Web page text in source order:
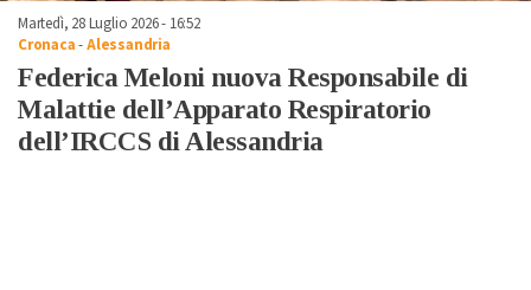
Martedì, 28 Luglio 2026 - 16:52
Cronaca-Alessandria
Federica Meloni nuova Responsabile di
Malattie dell’Apparato Respiratorio
dell’IRCCS di Alessandria